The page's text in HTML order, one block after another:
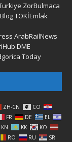
ZorBulmaca
TOKİEmlak
ArabRailNews
DME
Today
ZH-CN
CO
FR DE
EL
KN KK
KO
RO RU
SR